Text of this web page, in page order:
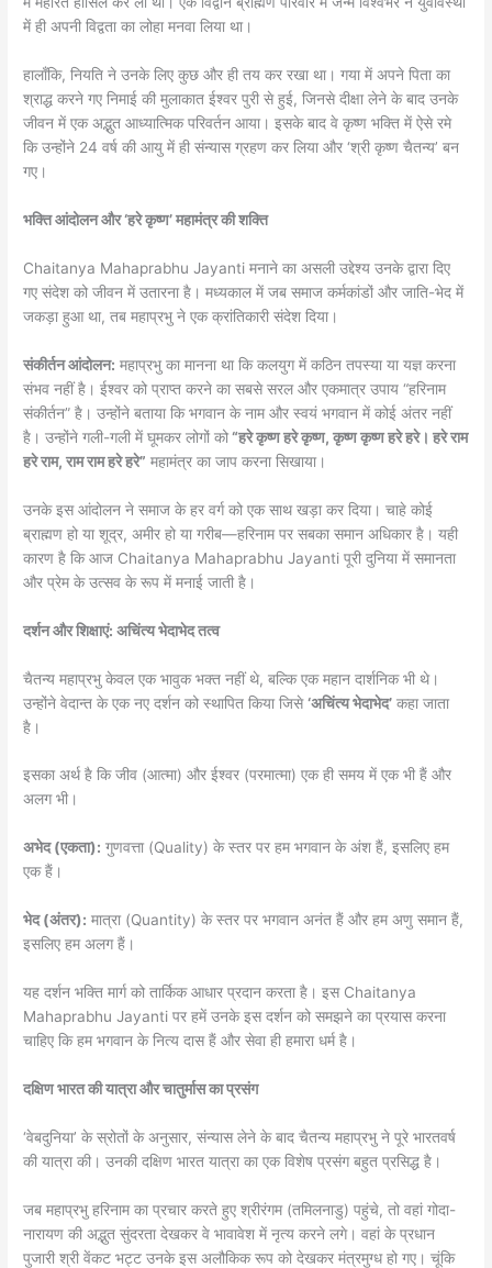
में ही अपनी विद्वता का लोहा मनवा लिया था।
हालाँकि, नियति ने उनके लिए कुछ और ही तय कर रखा था। गया में अपने पिता का
श्राद्ध करने गए निमाई की मुलाकात ईश्वर पुरी से हुई, जिनसे दीक्षा लेने के बाद उनके
जीवन में एक अद्भुत आध्यात्मिक परिवर्तन आया। इसके बाद वे कृष्ण भक्ति में ऐसे रमे
कि उन्होंने 24 वर्ष की आयु में ही संन्यास ग्रहण कर लिया और ‘श्री कृष्ण चैतन्य’ बन
गए।
भक्ति आंदोलन और ‘हरे कृष्ण’ महामंत्र की शक्ति
Chaitanya Mahaprabhu Jayanti मनाने का असली उद्देश्य उनके द्वारा दिए
गए संदेश को जीवन में उतारना है। मध्यकाल में जब समाज कर्मकांडों और जाति-भेद में
जकड़ा हुआ था, तब महाप्रभु ने एक क्रांतिकारी संदेश दिया।
संकीर्तन आंदोलन: महाप्रभु का मानना था कि कलयुग में कठिन तपस्या या यज्ञ करना
संभव नहीं है। ईश्वर को प्राप्त करने का सबसे सरल और एकमात्र उपाय “हरिनाम
संकीर्तन” है। उन्होंने बताया कि भगवान के नाम और स्वयं भगवान में कोई अंतर नहीं
है। उन्होंने गली-गली में घूमकर लोगों को“हरे कृष्ण हरे कृष्ण, कृष्ण कृष्ण हरे हरे। हरे राम
हरे राम, राम राम हरे हरे” महामंत्र का जाप करना सिखाया।
उनके इस आंदोलन ने समाज के हर वर्ग को एक साथ खड़ा कर दिया। चाहे कोई
ब्राह्मण हो या शूद्र, अमीर हो या गरीब—हरिनाम पर सबका समान अधिकार है। यही
कारण है कि आज Chaitanya Mahaprabhu Jayanti पूरी दुनिया में समानता
और प्रेम के उत्सव के रूप में मनाई जाती है।
दर्शन और शिक्षाएं: अचिंत्य भेदाभेद तत्व
चैतन्य महाप्रभु केवल एक भावुक भक्त नहीं थे, बल्कि एक महान दार्शनिक भी थे।
उन्होंने वेदान्त के एक नए दर्शन को स्थापित किया जिसे‘अचिंत्य भेदाभेद’ कहा जाता
है।
इसका अर्थ है कि जीव (आत्मा) और ईश्वर (परमात्मा) एक ही समय में एक भी हैं और
अलग भी।
अभेद (एकता): गुणवत्ता (Quality) के स्तर पर हम भगवान के अंश हैं, इसलिए हम
एक हैं।
भेद (अंतर): मात्रा (Quantity) के स्तर पर भगवान अनंत हैं और हम अणु समान हैं,
इसलिए हम अलग हैं।
यह दर्शन भक्ति मार्ग को तार्किक आधार प्रदान करता है। इस Chaitanya
Mahaprabhu Jayanti पर हमें उनके इस दर्शन को समझने का प्रयास करना
चाहिए कि हम भगवान के नित्य दास हैं और सेवा ही हमारा धर्म है।
दक्षिण भारत की यात्रा और चातुर्मास का प्रसंग
‘वेबदुनिया’ के स्रोतों के अनुसार, संन्यास लेने के बाद चैतन्य महाप्रभु ने पूरे भारतवर्ष
की यात्रा की। उनकी दक्षिण भारत यात्रा का एक विशेष प्रसंग बहुत प्रसिद्ध है।
जब महाप्रभु हरिनाम का प्रचार करते हुए श्रीरंगम (तमिलनाडु) पहुंचे, तो वहां गोदा-
नारायण की अद्भुत सुंदरता देखकर वे भावावेश में नृत्य करने लगे। वहां के प्रधान
पुजारी श्री वेंकट भट्ट उनके इस अलौकिक रूप को देखकर मंत्रमुग्ध हो गए। चूंकि